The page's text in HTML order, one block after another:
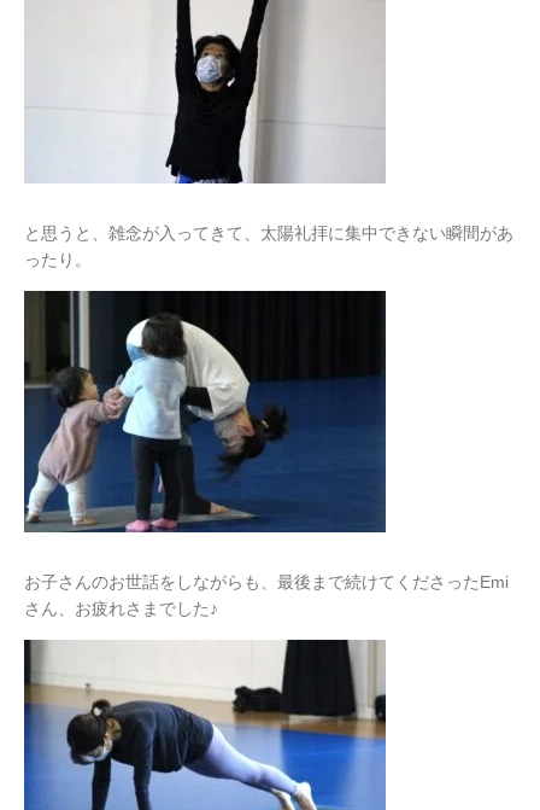
と思うと、雑念が入ってきて、太陽礼拝に集中できない瞬間があ
ったり。
お子さんのお世話をしながらも、最後まで続けてくださったEmi
さん、お疲れさまでした♪